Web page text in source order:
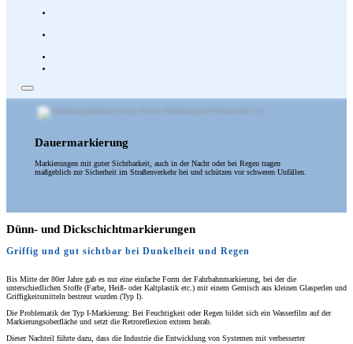
Dauer­markierung
Markierungen mit guter Sichtbarkeit, auch in der Nacht oder bei Regen tragen
maßgeblich zur Sicherheit im Straßenverkehr bei und schützen vor schweren Unfällen.
Dünn- und Dick­schicht­markierungen
Griffig und gut sichtbar bei Dunkelheit und Regen
Bis Mitte der 80er Jahre gab es nur eine einfache Form der Fahrbahnmarkierung, bei der die
unterschiedlichen Stoffe (Farbe, Heiß- oder Kaltplastik etc.) mit einem Gemisch aus kleinen Glasperlen und
Griffigkeitsmitteln bestreut wurden (Typ I).
Die Problematik der Typ I-Markierung: Bei Feuchtigkeit oder Regen bildet sich ein Wasserfilm auf der
Markierungsoberfläche und setzt die Retroreflexion extrem herab.
Dieser Nachteil führte dazu, dass die Industrie die Entwicklung von Systemen mit verbesserter